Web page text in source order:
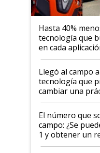
Hasta 40%
tecnología que
en cada
Congreso
Llegó al campo
tecnología que
cambiar una
clave: ¿Y si
fuera tan simple
un botón?
El número que
campo: ¿Se
1 y obtener un
hasta US$ 10